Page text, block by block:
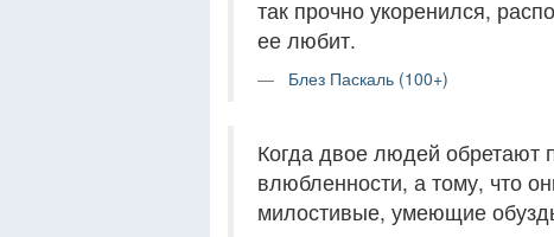
так прочно укоренился,
ее любит.
Блез Паскаль (100+)
Когда двое людей обретают
влюбленности, а тому, что
милостивые, умеющие